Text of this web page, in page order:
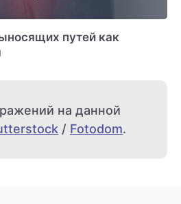
путей как
на данной
/ Fotodom.